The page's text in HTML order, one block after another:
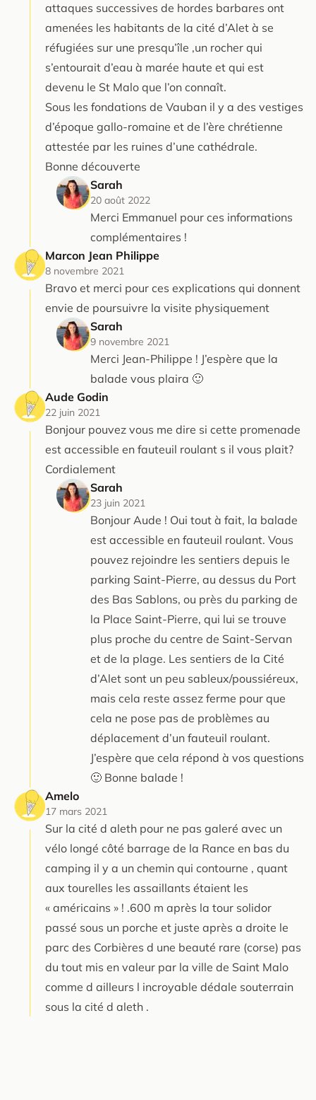
attaques successives de hordes barbares ont
amenées les habitants de la cité d’Alet à se
réfugiées sur une presqu’île ,un rocher qui
s’entourait d’eau à marée haute et qui est
devenu le St Malo que l’on connaît.
Sous les fondations de Vauban il y a des vestiges
d’époque gallo-romaine et de l’ère chrétienne
attestée par les ruines d’une cathédrale.
Bonne découverte
Sarah
20 août 2022
Merci Emmanuel pour ces informations
complémentaires !
Marcon Jean Philippe
8 novembre 2021
Bravo et merci pour ces explications qui donnent
envie de poursuivre la visite physiquement
Sarah
9 novembre 2021
Merci Jean-Philippe ! J’espère que la
balade vous plaira 🙂
Aude Godin
22 juin 2021
Bonjour pouvez vous me dire si cette promenade
est accessible en fauteuil roulant s il vous plait?
Cordialement
Sarah
23 juin 2021
Bonjour Aude ! Oui tout à fait, la balade
est accessible en fauteuil roulant. Vous
pouvez rejoindre les sentiers depuis le
parking Saint-Pierre, au dessus du Port
des Bas Sablons, ou près du parking de
la Place Saint-Pierre, qui lui se trouve
plus proche du centre de Saint-Servan
et de la plage. Les sentiers de la Cité
d’Alet sont un peu sableux/poussiéreux,
mais cela reste assez ferme pour que
cela ne pose pas de problèmes au
déplacement d’un fauteuil roulant.
J’espère que cela répond à vos questions
🙂 Bonne balade !
Amelo
17 mars 2021
Sur la cité d aleth pour ne pas galeré avec un
vélo longé côté barrage de la Rance en bas du
camping il y a un chemin qui contourne , quant
aux tourelles les assaillants étaient les
« américains » ! .600 m après la tour solidor
passé sous un porche et juste après a droite le
parc des Corbières d une beauté rare (corse) pas
du tout mis en valeur par la ville de Saint Malo
comme d ailleurs l incroyable dédale souterrain
sous la cité d aleth .